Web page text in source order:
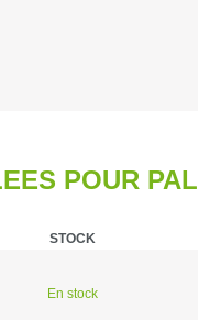
POUR
STOCK
En stock